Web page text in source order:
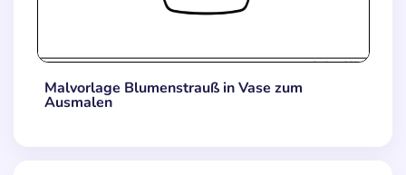
Malvorlage Blumenstrauß in Vase zum
Ausmalen